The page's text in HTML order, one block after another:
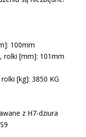
100mm
rolki [mm]: 101mm
[kg]: 3850 KG
z H7-dziura